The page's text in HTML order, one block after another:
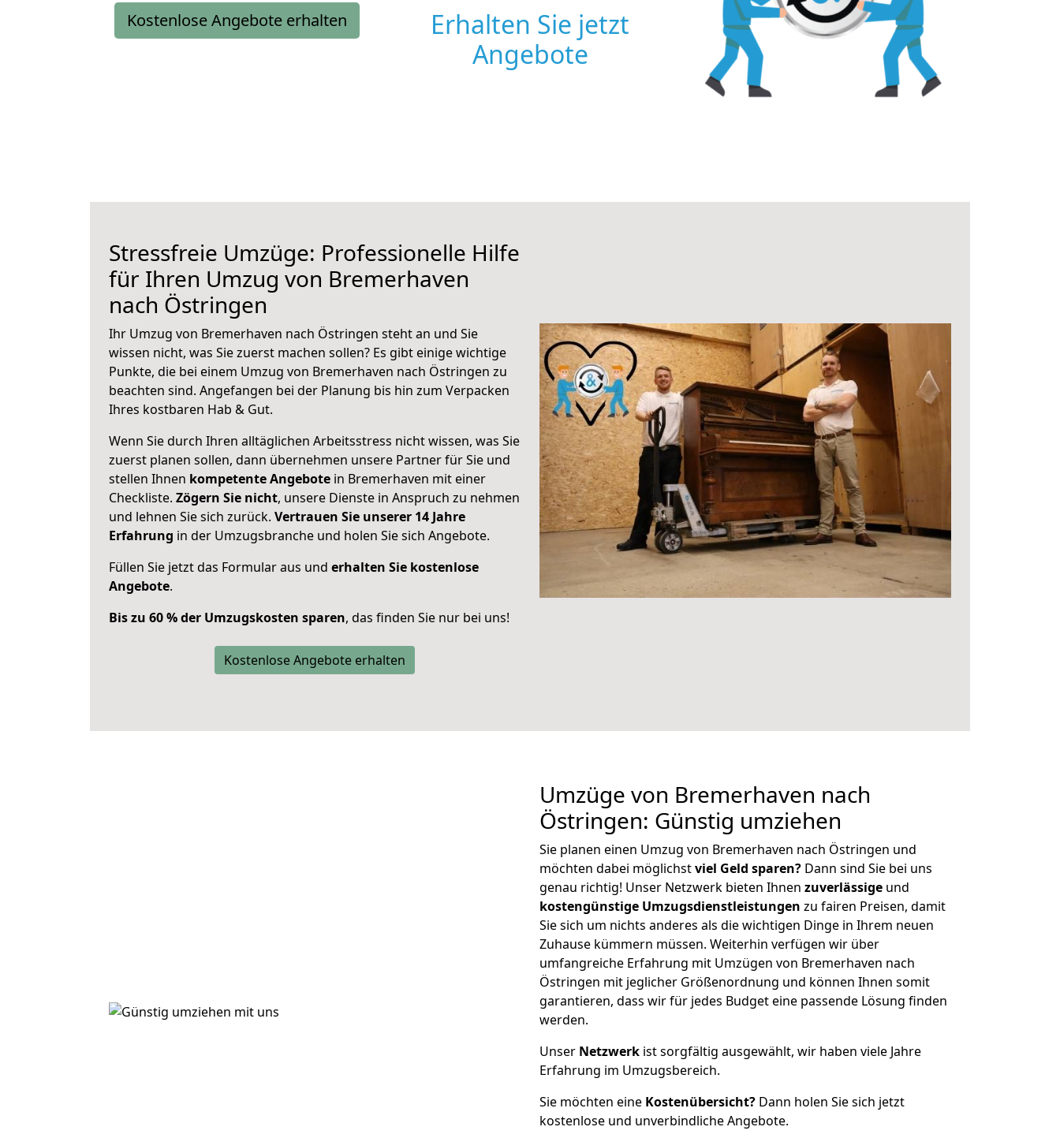
Kostenlose Angebote erhalten
Erhalten Sie jetzt
Angebote
Stressfreie Umzüge: Professionelle Hilfe
für Ihren Umzug von Bremerhaven
nach Östringen
Ihr Umzug von Bremerhaven nach Östringen steht an und Sie
wissen nicht, was Sie zuerst machen sollen? Es gibt einige wichtige
Punkte, die bei einem Umzug von Bremerhaven nach Östringen zu
beachten sind. Angefangen bei der Planung bis hin zum Verpacken
Ihres kostbaren Hab & Gut.
Wenn Sie durch Ihren alltäglichen Arbeitsstress nicht wissen, was Sie
zuerst planen sollen, dann übernehmen unsere Partner für Sie und
stellen Ihnen kompetente Angebote in Bremerhaven mit einer
Checkliste. Zögern Sie nicht, unsere Dienste in Anspruch zu nehmen
und lehnen Sie sich zurück. Vertrauen Sie unserer 14 Jahre
Erfahrung in der Umzugsbranche und holen Sie sich Angebote.
Füllen Sie jetzt das Formular aus und erhalten Sie kostenlose
Angebote.
Bis zu 60 % der Umzugskosten sparen, das finden Sie nur bei uns!
Kostenlose Angebote erhalten
Umzüge von Bremerhaven nach
Östringen: Günstig umziehen
Sie planen einen Umzug von Bremerhaven nach Östringen und
möchten dabei möglichstviel Geld sparen? Dann sind Sie bei uns
genau richtig! Unser Netzwerk bieten Ihnen zuverlässige und
kostengünstige Umzugsdienstleistungen zu fairen Preisen, damit
Sie sich um nichts anderes als die wichtigen Dinge in Ihrem neuen
Zuhause kümmern müssen. Weiterhin verfügen wir über
umfangreiche Erfahrung mit Umzügen von Bremerhaven nach
Östringen mit jeglicher Größenordnung und können Ihnen somit
garantieren, dass wir für jedes Budget eine passende Lösung finden
werden.
Unser Netzwerk ist sorgfältig ausgewählt, wir haben viele Jahre
Erfahrung im Umzugsbereich.
Sie möchten eine Kostenübersicht? Dann holen Sie sich jetzt
kostenlose und unverbindliche Angebote.